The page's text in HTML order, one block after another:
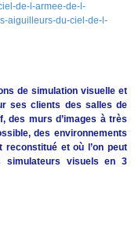
de simulation visuelle et
ses clients des salles de
des murs d’images à très
des environnements
et où l’on peut
visuels en 3